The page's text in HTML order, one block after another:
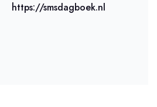
https://smsdagboek.nl